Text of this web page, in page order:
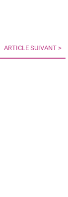
ARTICLE SUIVANT >